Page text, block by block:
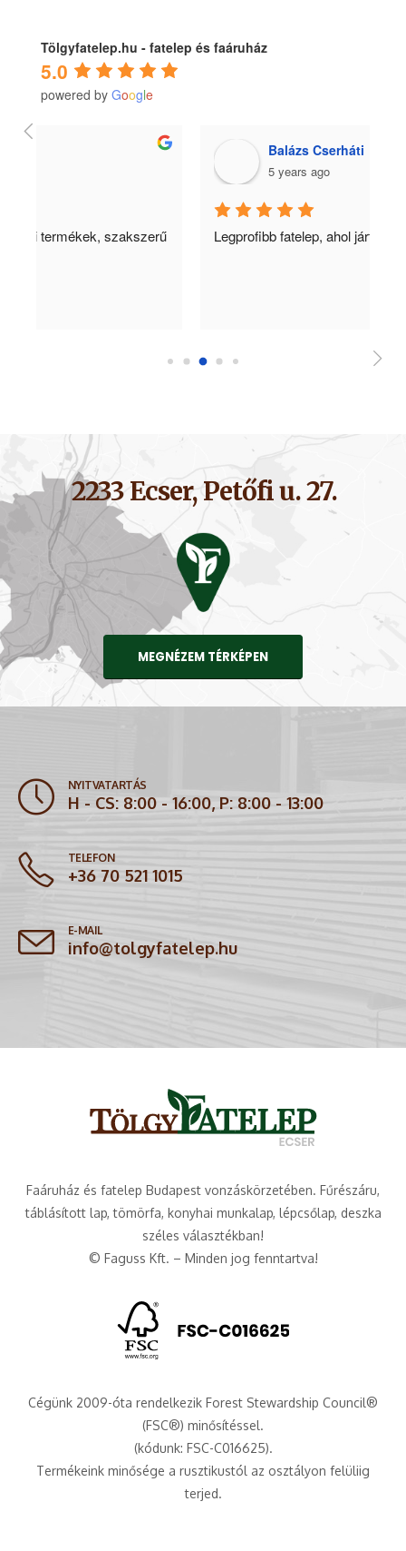
Tölgyfatelep.hu - fatelep és faáruház
5.0
powered by Google
Balázs Cserháti
Legprofibb fatelep, ahol jártam eddig.
2233 Ecser, Petőfi u. 27.
MEGNÉZEM TÉRKÉPEN
NYITVATARTÁS
H - CS: 8:00 - 16:00, P: 8:00 - 13:00
TELEFON
+36 70 521 1015
E-MAIL
info@tolgyfatelep.hu
Faáruház és fatelep Budapest vonzáskörzetében. Fűrészáru,
táblásított lap, tömörfa, konyhai munkalap, lépcsőlap, deszka
széles választékban!
© Faguss Kft. – Minden jog fenntartva!
Cégünk 2009-óta rendelkezik Forest Stewardship Council®
(FSC®) minősítéssel.
(kódunk: FSC-C016625).
Termékeink minősége a rusztikustól az osztályon felüliig
terjed.